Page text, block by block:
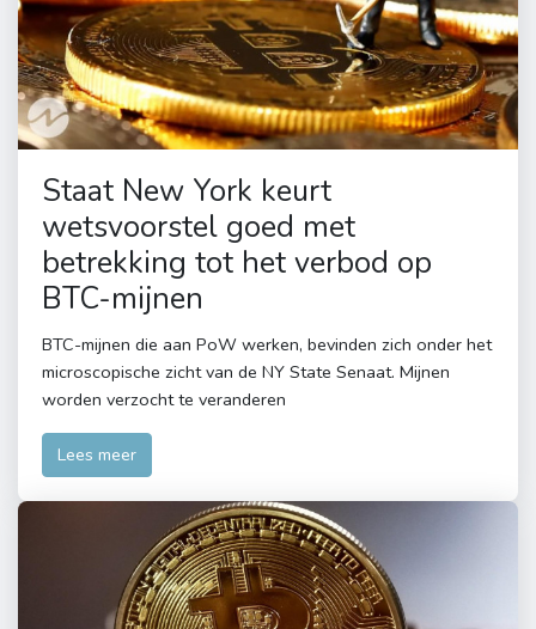
Staat New York keurt
wetsvoorstel goed met
betrekking tot het verbod op
BTC-mijnen
BTC-mijnen die aan PoW werken, bevinden zich onder het
microscopische zicht van de NY State Senaat. Mijnen
worden verzocht te veranderen
Lees meer